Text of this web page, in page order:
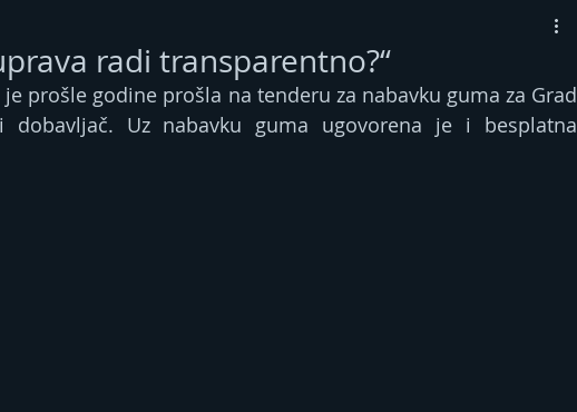
radi transparentno?“
prošle godine prošla na tenderu za nabavku guma za Grad
dobavljač. Uz nabavku guma ugovorena je i besplatna